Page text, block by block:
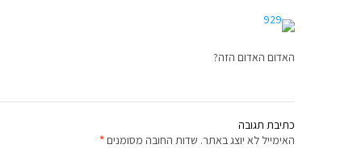
האדום האדום הזה?
כתיבת תגובה
האימייל לא יוצג באתר. שדות החובה מסומנים*